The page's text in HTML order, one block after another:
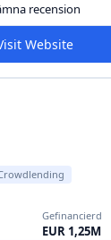
recension
Website
Gefinancierd
EUR 1,25M